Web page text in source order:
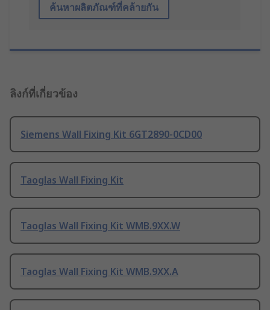
ค้นหาผลิตภัณฑ์ที่คล้ายกัน
ลิงก์ที่เกี่ยวข้อง
Siemens Wall Fixing Kit 6GT2890-0CD00
Taoglas Wall Fixing Kit
Taoglas Wall Fixing Kit WMB.9XX.W
Taoglas Wall Fixing Kit WMB.9XX.A